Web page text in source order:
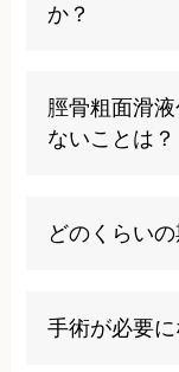
か？
性もあります
を起こしてい
す。放置する
脛骨粗面滑
ないことは？
症状を悪化さ
す。また、無
い動作を心が
どのくらい
えば2-4週間
し、慢性化し
手術が必要